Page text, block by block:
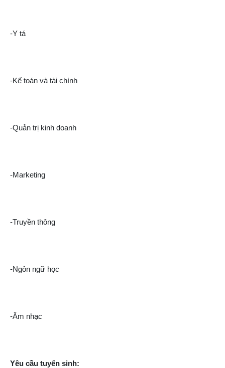
-Y tá
-Kế toán và tài chính
-Quản trị kinh doanh
-Marketing
-Truyền thông
-Ngôn ngữ học
-Âm nhạc
Yêu cầu tuyển sinh: